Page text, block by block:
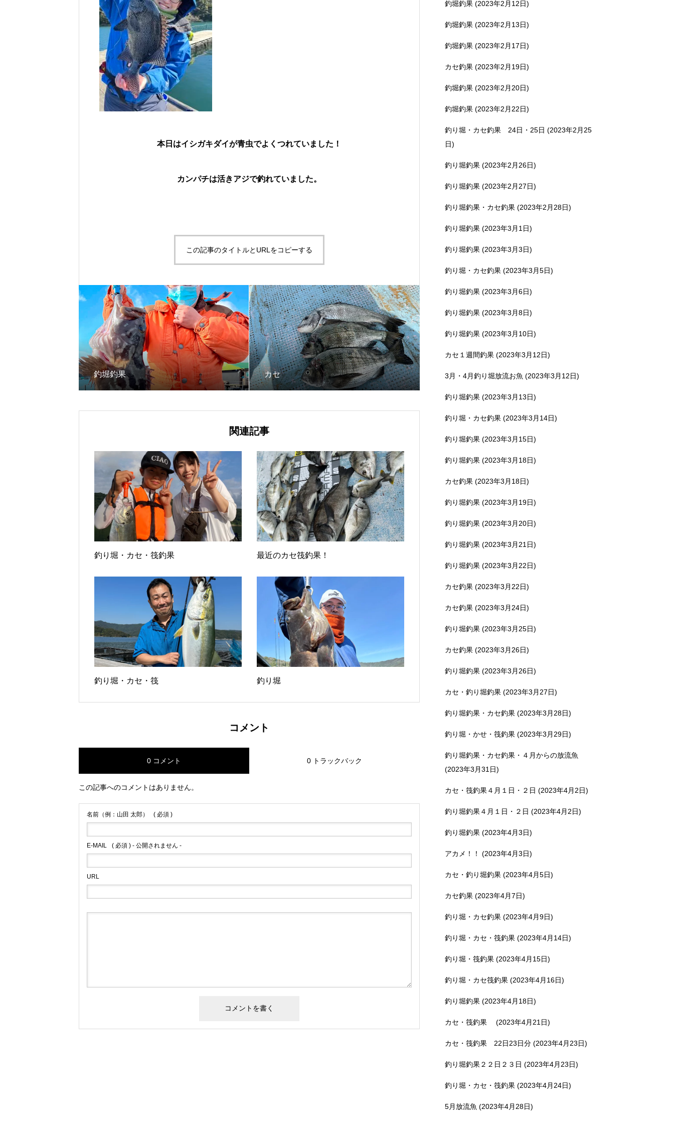
本日はイシガキダイが青虫でよくつれていました！
カンパチは活きアジで釣れていました。
この記事のタイトルとURLをコピーする
釣堀釣果 カセ
関連記事
釣り堀・カセ・筏釣果 最近のカセ筏釣果！
釣り堀・カセ・筏 釣り堀
コメント
0 コメント 0 トラックバック
この記事へのコメントはありません。
名前（例：山田 太郎） ( 必須 )
E-MAIL ( 必須 ) - 公開されません -
URL
釣堀釣果 (2023年2月12日)
釣堀釣果 (2023年2月13日)
釣堀釣果 (2023年2月17日)
カセ釣果 (2023年2月19日)
釣堀釣果 (2023年2月20日)
釣堀釣果 (2023年2月22日)
釣り堀・カセ釣果 24日・25日 (2023年2月25
日)
釣り堀釣果 (2023年2月26日)
釣り堀釣果 (2023年2月27日)
釣り堀釣果・カセ釣果 (2023年2月28日)
釣り堀釣果 (2023年3月1日)
釣り堀釣果 (2023年3月3日)
釣り堀・カセ釣果 (2023年3月5日)
釣り堀釣果 (2023年3月6日)
釣り堀釣果 (2023年3月8日)
釣り堀釣果 (2023年3月10日)
カセ１週間釣果 (2023年3月12日)
3月・4月釣り堀放流お魚 (2023年3月12日)
釣り堀釣果 (2023年3月13日)
釣り堀・カセ釣果 (2023年3月14日)
釣り堀釣果 (2023年3月15日)
釣り堀釣果 (2023年3月18日)
カセ釣果 (2023年3月18日)
釣り堀釣果 (2023年3月19日)
釣り堀釣果 (2023年3月20日)
釣り堀釣果 (2023年3月21日)
釣り堀釣果 (2023年3月22日)
カセ釣果 (2023年3月22日)
カセ釣果 (2023年3月24日)
釣り堀釣果 (2023年3月25日)
カセ釣果 (2023年3月26日)
釣り堀釣果 (2023年3月26日)
カセ・釣り堀釣果 (2023年3月27日)
釣り堀釣果・カセ釣果 (2023年3月28日)
釣り堀・かせ・筏釣果 (2023年3月29日)
釣り堀釣果・カセ釣果・４月からの放流魚
(2023年3月31日)
カセ・筏釣果４月１日・２日 (2023年4月2日)
釣り堀釣果４月１日・２日 (2023年4月2日)
釣り堀釣果 (2023年4月3日)
アカメ！！ (2023年4月3日)
カセ・釣り堀釣果 (2023年4月5日)
カセ釣果 (2023年4月7日)
釣り堀・カセ釣果 (2023年4月9日)
釣り堀・カセ・筏釣果 (2023年4月14日)
釣り堀・筏釣果 (2023年4月15日)
釣り堀・カセ筏釣果 (2023年4月16日)
釣り堀釣果 (2023年4月18日)
カセ・筏釣果 (2023年4月21日)
カセ・筏釣果 22日23日分 (2023年4月23日)
釣り堀釣果２２日２３日 (2023年4月23日)
釣り堀・カセ・筏釣果 (2023年4月24日)
5月放流魚 (2023年4月28日)